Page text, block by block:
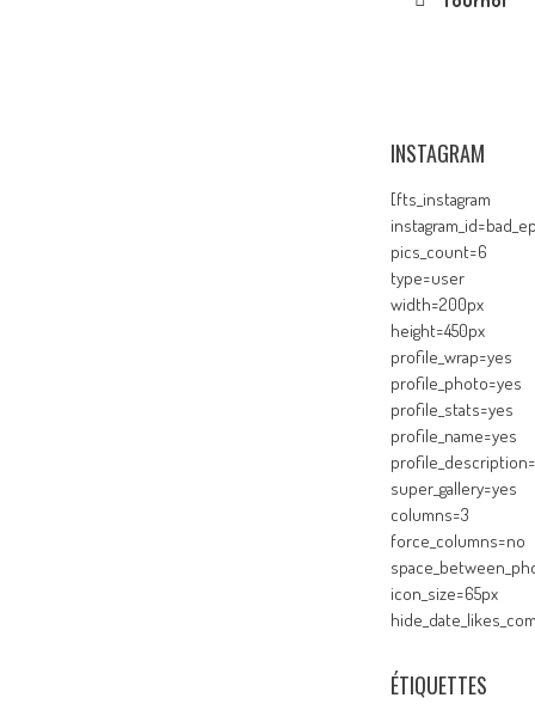
INSTAGRAM
[fts_instagram
pics_count=6
type=user
width=200px
height=450px
profile_wrap=yes
profile_photo=yes
profile_stats=yes
profile_name=yes
super_gallery=yes
columns=3
force_columns=no
icon_size=65px
ÉTIQUETTES